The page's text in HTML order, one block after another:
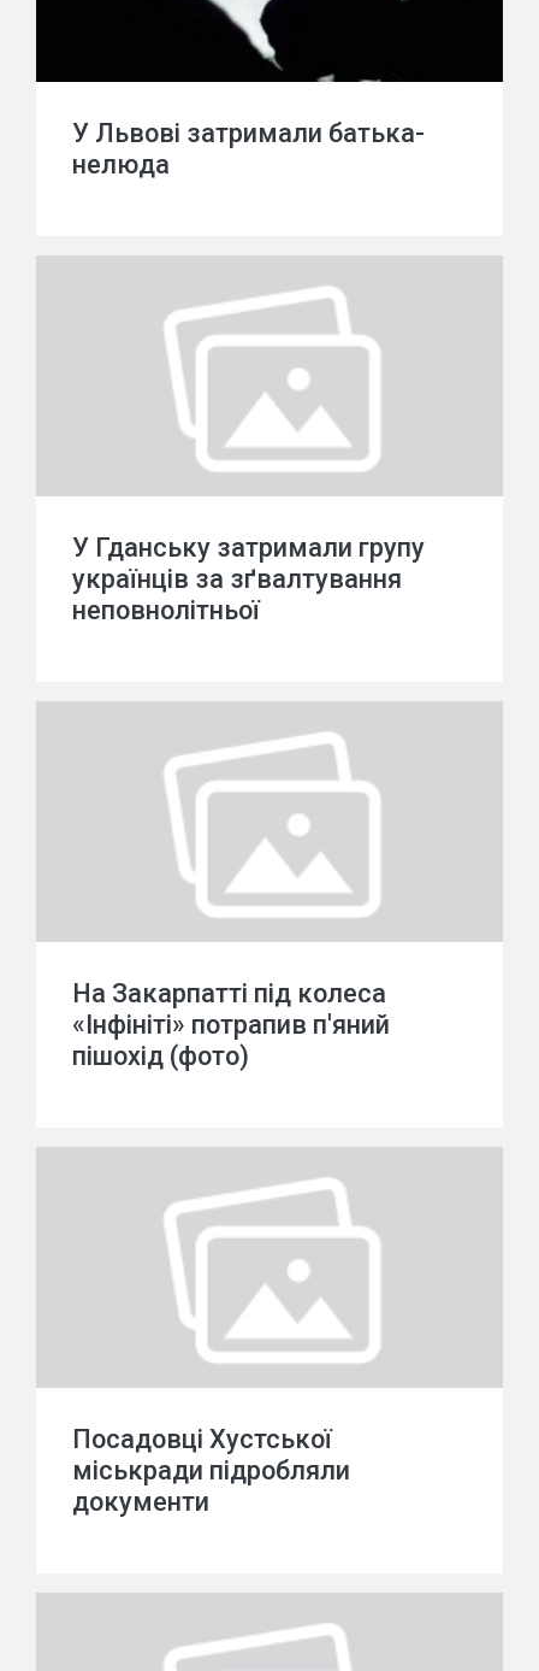
У Львові затримали батька-
нелюда
У Гданську затримали групу
українців за зґвалтування
неповнолітньої
На Закарпатті під колеса
«Інфініті» потрапив п'яний
пішохід (фото)
Посадовці Хустської
міськради підробляли
документи